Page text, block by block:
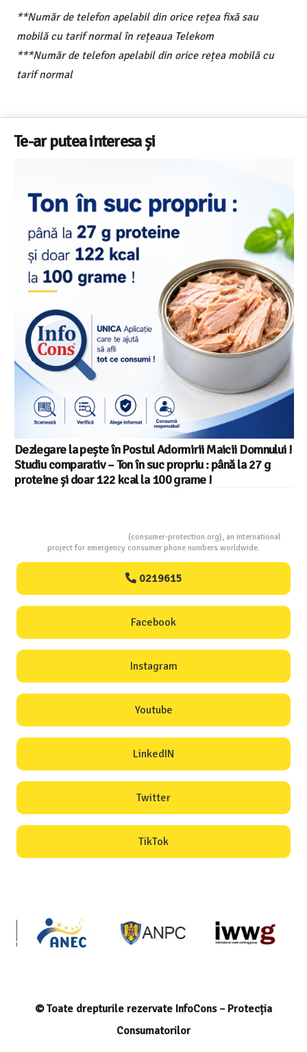
**Număr de telefon apelabil din orice rețea fixă sau
mobilă cu tarif normal în rețeaua Telekom
***Număr de telefon apelabil din orice rețea mobilă cu
tarif normal
Te-ar putea interesa și
Dezlegare la pește în Postul Adormirii Maicii Domnului !
Studiu comparativ – Ton în suc propriu : până la 27 g
proteine și doar 122 kcal la 100 grame !
(consumer-protection.org), an international
project for emergency consumer phone numbers worldwide.
0219615
Facebook
Instagram
Youtube
LinkedIN
Twitter
TikTok
© Toate drepturile rezervate InfoCons – Protecția
Consumatorilor